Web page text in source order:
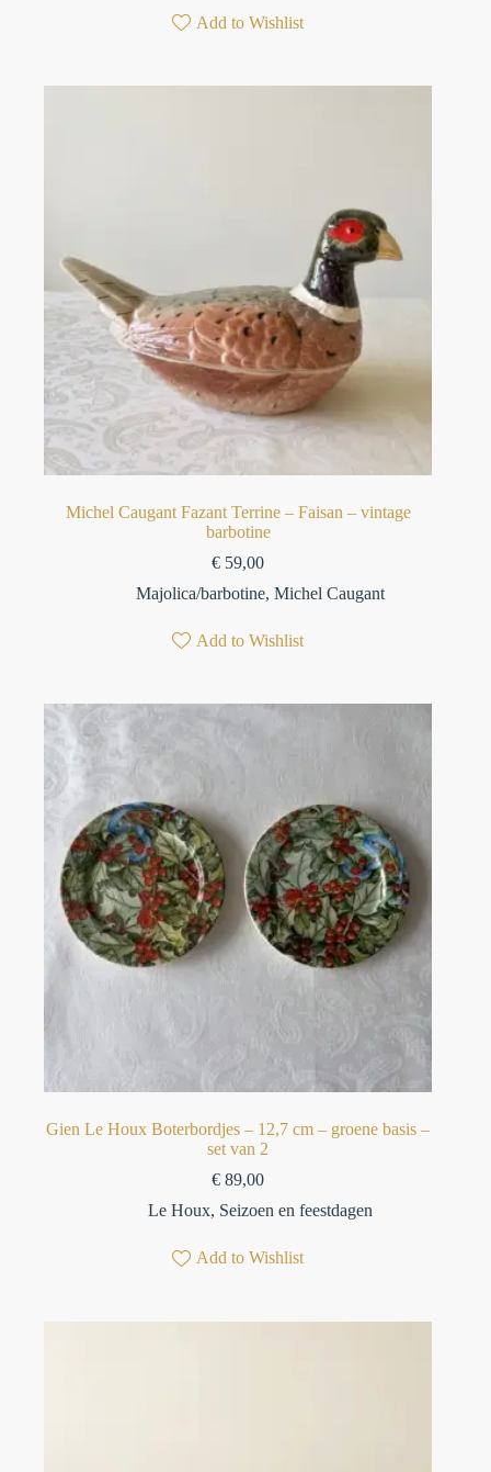
Add to Wishlist
Michel Caugant Fazant Terrine – Faisan – vintage
barbotine
€ 59,00
Majolica/barbotine, Michel Caugant
Add to Wishlist
Gien Le Houx Boterbordjes – 12,7 cm – groene basis –
set van 2
€ 89,00
Le Houx, Seizoen en feestdagen
Add to Wishlist